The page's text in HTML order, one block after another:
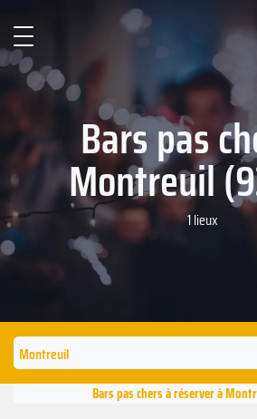
Bars pas
Montreuil
1 lieux
Bars pas chers à réserver à